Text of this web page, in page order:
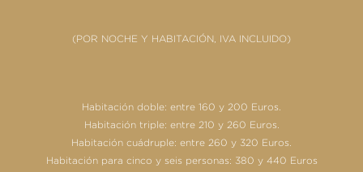
(POR NOCHE Y HABITACIÓN, IVA INCLUIDO)
Habitación doble: entre 160 y 200 Euros.
Habitación triple: entre 210 y 260 Euros.
Habitación cuádruple: entre 260 y 320 Euros.
Habitación para cinco y seis personas: 380 y 440 Euros